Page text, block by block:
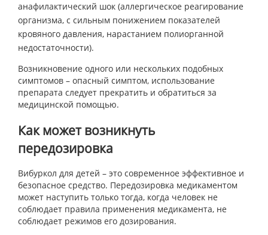
анафилактический шок (аллергическое реагирование
организма, с сильным понижением показателей
кровяного давления, нарастанием полиорганной
недостаточности).
Возникновение одного или нескольких подобных
симптомов – опасный симптом, использование
препарата следует прекратить и обратиться за
медицинской помощью.
Как может возникнуть
передозировка
Вибуркол для детей – это современное эффективное и
безопасное средство. Передозировка медикаментом
может наступить только тогда, когда человек не
соблюдает правила применения медикамента, не
соблюдает режимов его дозирования.